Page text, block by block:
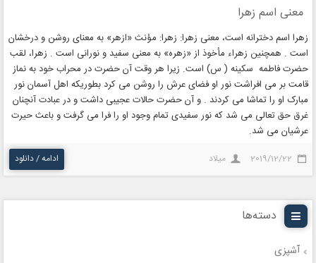
معنی اسم زهرا
زهرا اسم دخترانه است، معنی زهرا: زهرا: مؤنث «ازهر» به معنای روشن و درخشان
است . همچنین زهراء مأخوذ از «زهره» به معنی سفید و نورانی است . زهرا، لقب
حضرت فاطمه سکینه ( س) است. زیرا هر وقت آن حضرت در محراب خود به نماز
قامت بر می افراشت نور او فضای عرش را روشن می کرد بطوریکه اهل آسمان نور
مبارک او را تماشا می کردند . و آن حضرت حالات عجیبی داشت و در عبادت آنچنان
غرق حق تعالی می شد که نور سفیدی تمام وجود او را فرا می گرفت و باعث حیرت
عرشیان می شد.
2019/12/22 میلاد ادامه / دانلود
دسته‌ها
آشپزی